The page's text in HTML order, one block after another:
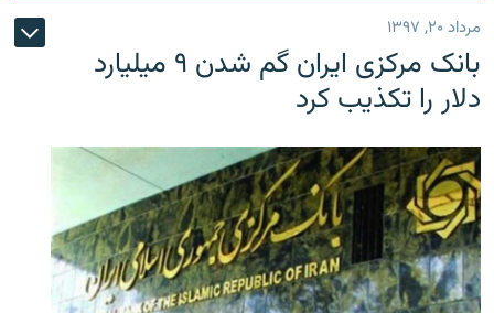
مرداد ۲۰, ۱۳۹۷
بانک مرکزی ایران گم شدن ۹ میلیارد
دلار را تکذیب کرد